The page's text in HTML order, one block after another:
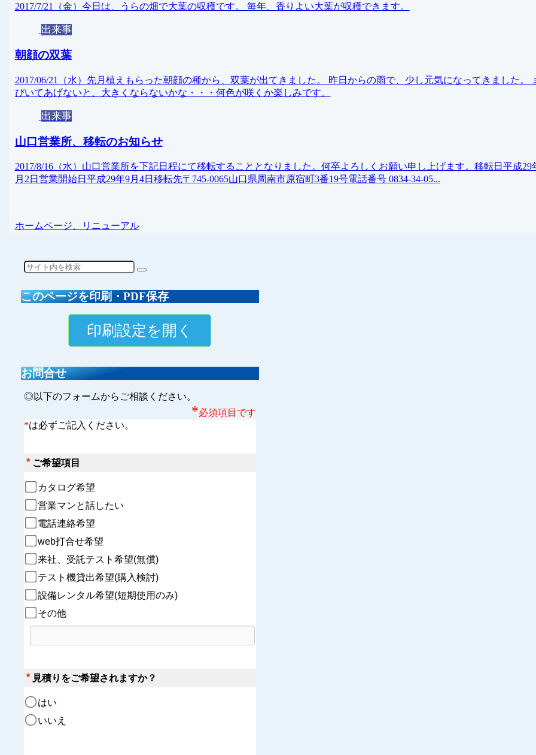
2017/7/21（金）今日は、うらの畑で大葉の収穫です。 毎年、香りよい大葉が収穫できます。
出来事
朝顔の双葉
2017/06/21（水）先月植えもらった朝顔の種から、双葉が出てきました。 昨日からの雨で、少し元気になってきました。
びいてあげないと、大きくならないかな・・・何色が咲くか楽しみです。
出来事
山口営業所、移転のお知らせ
2017/8/16（水）山口営業所を下記日程にて移転することとなりました。何卒よろしくお願い申し上げます。移転日平成29
月2日営業開始日平成29年9月4日移転先〒745-0065山口県周南市原宿町3番19号電話番号 0834-34-05...
ホームページ、リニューアル
このページを印刷・PDF保存
お問合せ
◎以下のフォームからご相談ください。
*必須項目です
*は必ずご記入ください。
* ご希望項目
カタログ希望
営業マンと話したい
電話連絡希望
web打合せ希望
来社、受託テスト希望(無償)
テスト機貸出希望(購入検討)
設備レンタル希望(短期使用のみ)
その他
* 見積りをご希望されますか？
はい
いいえ